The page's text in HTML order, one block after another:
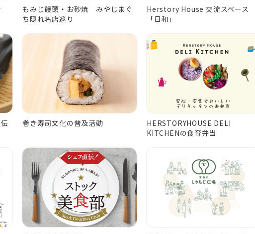
もみじ饅頭・お砂焼 みやじまぐ
ち隠れ名店巡り
Herstory House 交流スペース
「日和」
巻き寿司文化の普及活動
HERSTORYHOUSE DELI
KITCHENの食育弁当